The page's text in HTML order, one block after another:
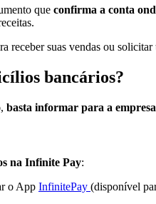
que confirma a conta
suas vendas ou
bancários?
basta informar para a empresa
na Infinite Pay:
o App InfinitePay (disponível